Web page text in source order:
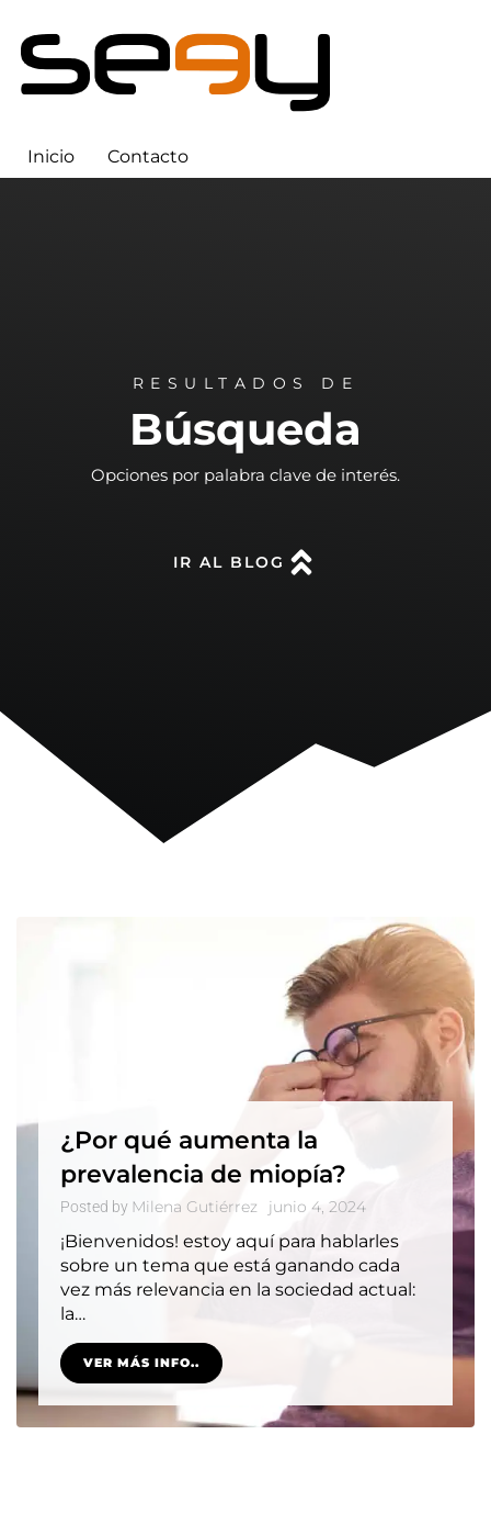
Inicio Contacto
RESULTADOS DE
Búsqueda
Opciones por palabra clave de interés.
IR AL BLOG
¿Por qué aumenta la
prevalencia de miopía?
Posted by Milena Gutiérrez junio 4, 2024
¡Bienvenidos! estoy aquí para hablarles
sobre un tema que está ganando cada
vez más relevancia en la sociedad actual:
la…
VER MÁS INFO..